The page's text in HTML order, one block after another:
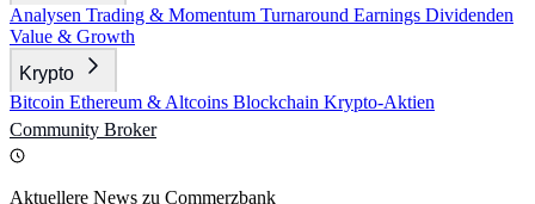
Analysen Trading & Momentum Turnaround Earnings Dividenden
Value & Growth
Krypto
Bitcoin Ethereum & Altcoins Blockchain Krypto-Aktien
Community Broker
Aktuellere News zu Commerzbank